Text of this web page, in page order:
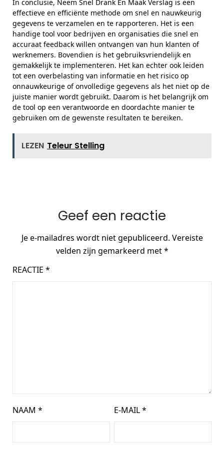
In conclusie, Neem Snel Drank En Maak Verslag is een
effectieve en efficiënte methode om snel en nauwkeurig
gegevens te verzamelen en te rapporteren. Het is een
handige tool voor bedrijven en organisaties die snel en
accuraat feedback willen ontvangen van hun klanten of
werknemers. Bovendien is het gebruiksvriendelijk en
gemakkelijk te implementeren. Het kan echter ook leiden
tot een overbelasting van informatie en het risico op
onnauwkeurige of onvolledige gegevens als het niet op de
juiste manier wordt gebruikt. Daarom is het belangrijk om
de tool op een verantwoorde en doordachte manier te
gebruiken om de gewenste resultaten te bereiken.
LEZEN Teleur Stelling
Geef een reactie
Je e-mailadres wordt niet gepubliceerd. Vereiste
velden zijn gemarkeerd met*
REACTIE *
NAAM * E-MAIL*